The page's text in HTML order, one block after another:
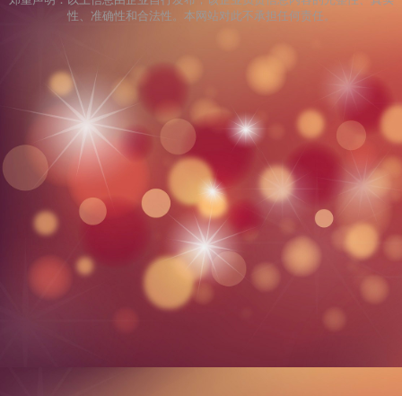
性、准确性和合法性。本网站对此不承担任何责任。